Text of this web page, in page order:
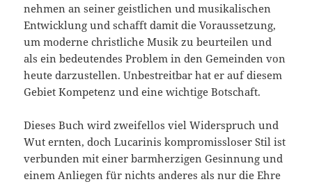
nehmen an seiner geistlichen und musikalischen
Entwicklung und schafft damit die Voraussetzung,
um moderne christliche Musik zu beurteilen und
als ein bedeutendes Problem in den Gemeinden von
heute darzustellen. Unbestreitbar hat er auf diesem
Gebiet Kompetenz und eine wichti­ge Botschaft.
Dieses Buch wird zweifellos viel Widerspruch und
Wut ernten, doch Lucarinis kompromissloser Stil ist
verbunden mit einer barmherzigen Gesinnung und
einem Anliegen für nichts an­deres als nur die Ehre